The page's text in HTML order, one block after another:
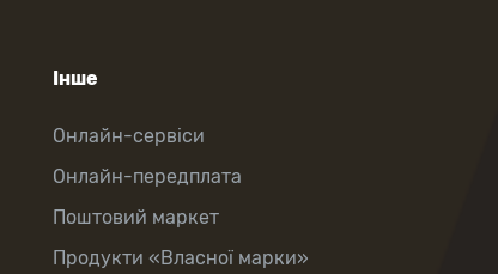
Інше
Онлайн-сервіси
Онлайн-передплата
Поштовий маркет
Продукти «Власної марки»